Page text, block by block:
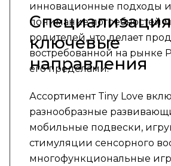
инновационные подходы и
понимание потребностей
родителей, что делает
востребованной на рынке
его пределами.
ключевые
направления
Ассортимент Tiny Love
разнообразные
мобильные подвески,
стимуляции сенсорного
многофункциональные